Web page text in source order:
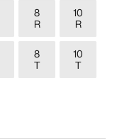
8
R
10
R
8
T
10
T